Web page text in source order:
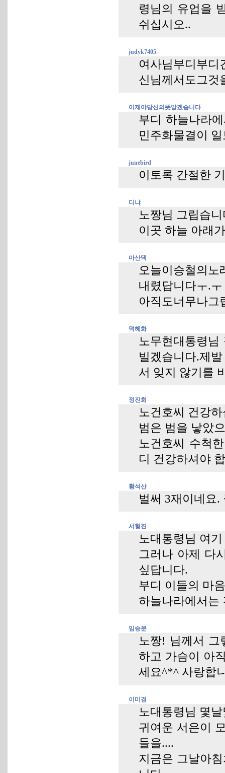
령님의 유업을
쉬십시오..
judyk7405
여사님부디부디
신님께서도그것
이제야당신의뜻알겠습니다
부디 하늘나라
민주화물결이
junebird
이토록 간절한
디냐
노짱님 그립습
이곳 하늘 아래
마산댁
오늘이승철의노
내렸답니다ㅜ.ㅜ
아직도너무나
덕혜화
노무현대통령
빌겠습니다.제
서 잊지 않기를
정진희
노건호씨 건강
범은 범을 낳았
노건호씨 수척
디 건강하셔야
황석산
벌써 3재이네요
서형진
노대통령님 여
그러나 아제 다
싶답니다.
부디 이들의 마
하늘나라에서는
임승분
노짱! 님께서 그
하고 가슴이 아
세요^*^ 사랑합
이미경
노대통령님 몇
귀여운 서은이
들을....
지금은 그날아